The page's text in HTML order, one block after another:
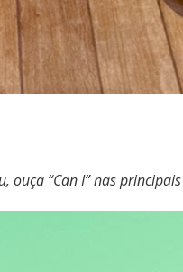
ouça “Can I” nas